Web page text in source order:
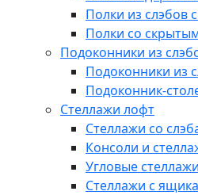
Полки из слэбов
Полки со
Подоконники из
Подоконники из
Подоконник-
Стеллажи лофт
Стеллажи со
Консоли и
Угловые стеллажи
Стеллажи с